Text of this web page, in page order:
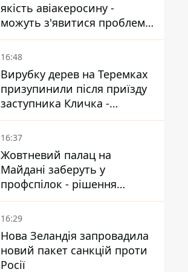
якість авіакеросину -
можуть з'явитися проблеми
з літаками до Якутії
16:48
Вирубку дерев на Теремках
призупинили після приїзду
заступника Кличка -
почався діалог
16:37
Жовтневий палац на
Майдані заберуть у
профспілок - рішення
Господарського суду
16:29
Нова Зеландія запровадила
новий пакет санкцій проти
Росії